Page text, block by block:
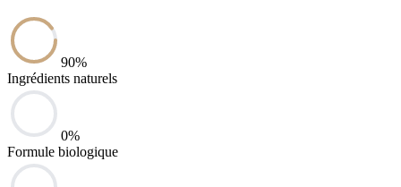
90%
Ingrédients naturels
0%
Formule biologique